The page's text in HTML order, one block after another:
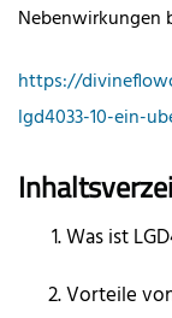
Nebenwirkungen
https://
lgd4033-10-ein-
Was ist
Vorteile